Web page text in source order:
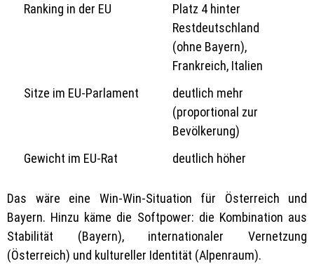
Ranking in der EU
Platz 4 hinter
Restdeutschland
(ohne Bayern),
Frankreich, Italien
Sitze im EU-Parlament
deutlich mehr
(proportional zur
Bevölkerung)
Gewicht im EU-Rat
deutlich höher
Das wäre eine Win-Win-Situation für Österreich und
Bayern. Hinzu käme die Softpower: die Kombination aus
Stabilität (Bayern), internationaler Vernetzung
(Österreich) und kultureller Identität (Alpenraum).